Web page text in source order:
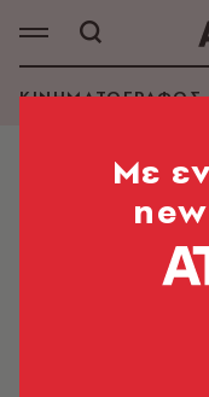
ΚΙΝΗΜΑΤΟΓΡΑΦΟΣ
ΖΙΛΜΠΕΡ
Mε